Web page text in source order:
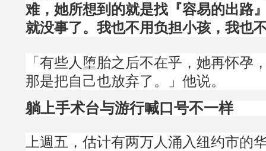
难，她所想到的就是找『容易的出路
就没事了。我也不用负担小孩，我
「有些人堕胎之后不在乎，她再怀
那是把自己也放弃了。」他说。
躺上手术台与游行喊口号不一样
上週五，估计有两万人涌入纽约市的